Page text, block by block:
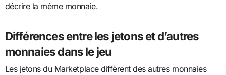
décrire la même monnaie.
Différences entre les jetons et d’autres
monnaies dans le jeu
Les jetons du Marketplace diffèrent des autres monnaies